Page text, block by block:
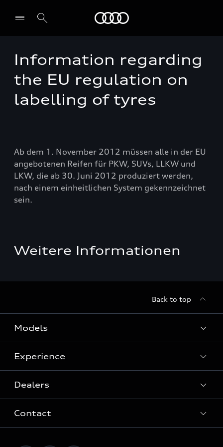
Select dealer
Information regarding
the EU regulation on
labelling of tyres
Ab dem 1. November 2012 müssen alle in der EU
angebotenen Reifen für PKW, SUVs, LLKW und
LKW, die ab 30. Juni 2012 produziert werden,
nach einem einheitlichen System gekennzeichnet
sein.
Weitere Informationen
Back to top
Models
View Models
Experience
History
Dealers
After-Sales Service
Contact
Customer service